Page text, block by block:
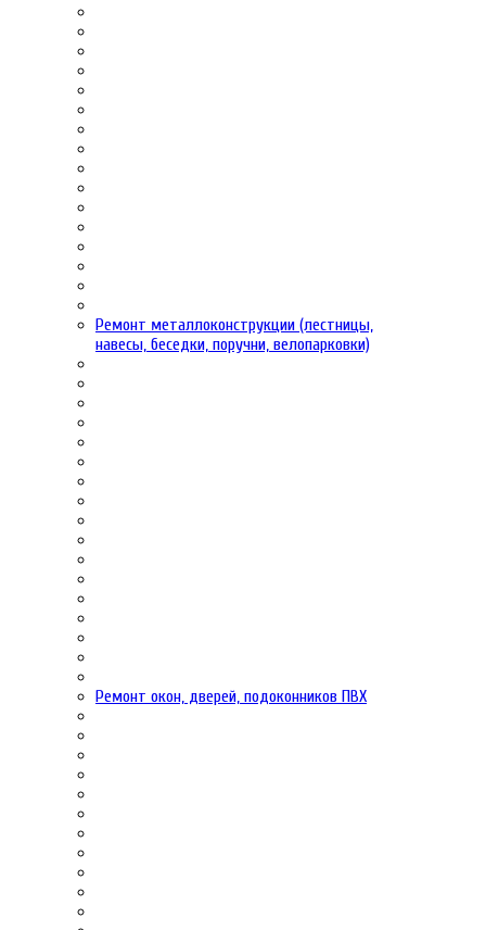
Ремонт металлоконструкции (лестницы,
навесы, беседки, поручни, велопарковки)
Ремонт окон, дверей, подоконников ПВХ